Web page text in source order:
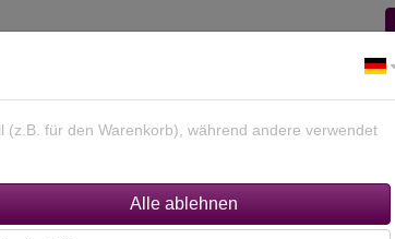
Gold / Silber
für den Warenkorb), während andere verwendet